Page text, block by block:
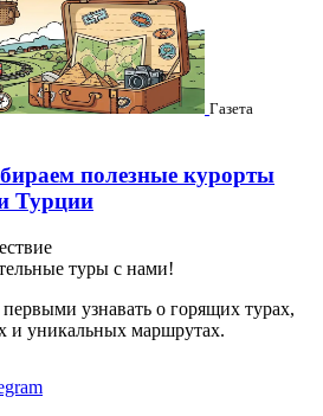
Газета
полезные курорты
Турции
туры с нами!
узнавать о горящих турах,
и уникальных маршрутах.